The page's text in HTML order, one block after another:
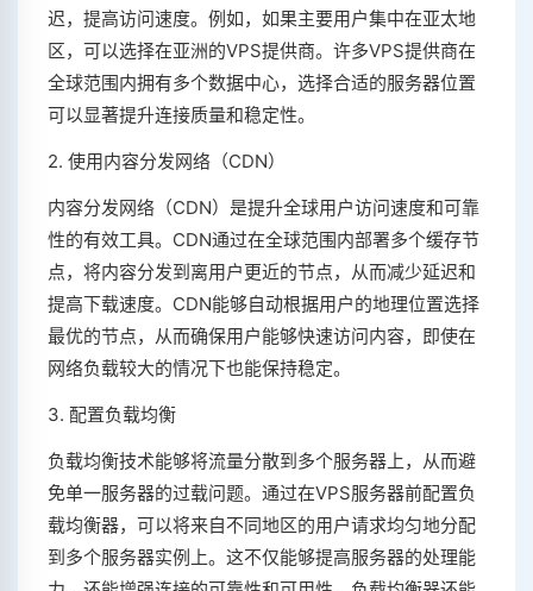
迟，提高访问速度。例如，如果主要用户集中在亚太地
区，可以选择在亚洲的VPS提供商。许多VPS提供商在
全球范围内拥有多个数据中心，选择合适的服务器位置
可以显著提升连接质量和稳定性。
2. 使用内容分发网络（CDN）
内容分发网络（CDN）是提升全球用户访问速度和可靠
性的有效工具。CDN通过在全球范围内部署多个缓存节
点，将内容分发到离用户更近的节点，从而减少延迟和
提高下载速度。CDN能够自动根据用户的地理位置选择
最优的节点，从而确保用户能够快速访问内容，即使在
网络负载较大的情况下也能保持稳定。
3. 配置负载均衡
负载均衡技术能够将流量分散到多个服务器上，从而避
免单一服务器的过载问题。通过在VPS服务器前配置负
载均衡器，可以将来自不同地区的用户请求均匀地分配
到多个服务器实例上。这不仅能够提高服务器的处理能